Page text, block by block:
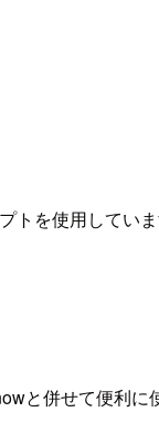
を使用していま
と併せて便利に